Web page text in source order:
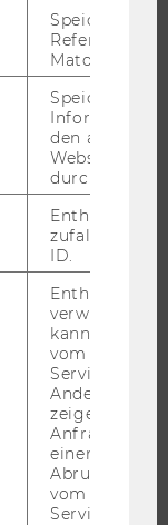
Speicherung
Referrers
Matomo.
Speicherung
den aktuellen
durch
Enthält eine
ID.
Enthält ein
verwendet
kann, um
vom AMP-
Service
Andere
zeigen Opt-
Anfrage im
einen Fehler
Abrufen
vom AMP
Service an.